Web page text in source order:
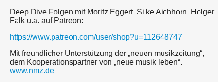
Deep Dive Folgen mit Moritz Eggert, Silke Aichhorn, Holger
Falk u.a. auf Patreon:
https://www.patreon.com/user/shop?u=112648747
Mit freundlicher Unterstützung der „neuen musikzeitung“,
dem Kooperationspartner von „neue musik leben“.
www.nmz.de